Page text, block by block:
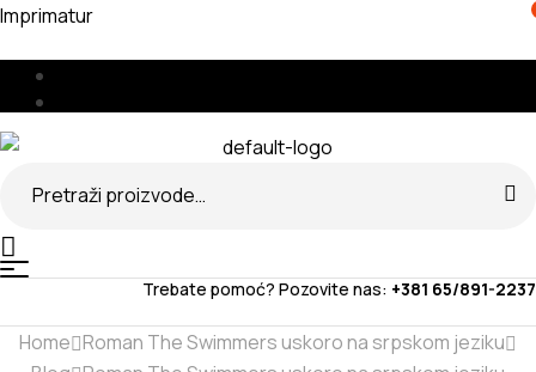
Imprimatur
Menu
Menu
Trebate pomoć? Pozovite nas: +381 65/891-2237
Home Roman The Swimmers uskoro na srpskom jeziku